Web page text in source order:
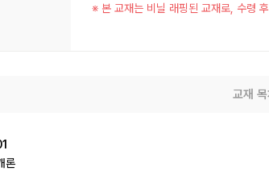
※ 본 교재는 비닐 래핑된 교재로, 수령
교재
론